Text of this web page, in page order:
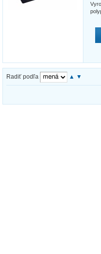
Radiť podľa ▲ ▼